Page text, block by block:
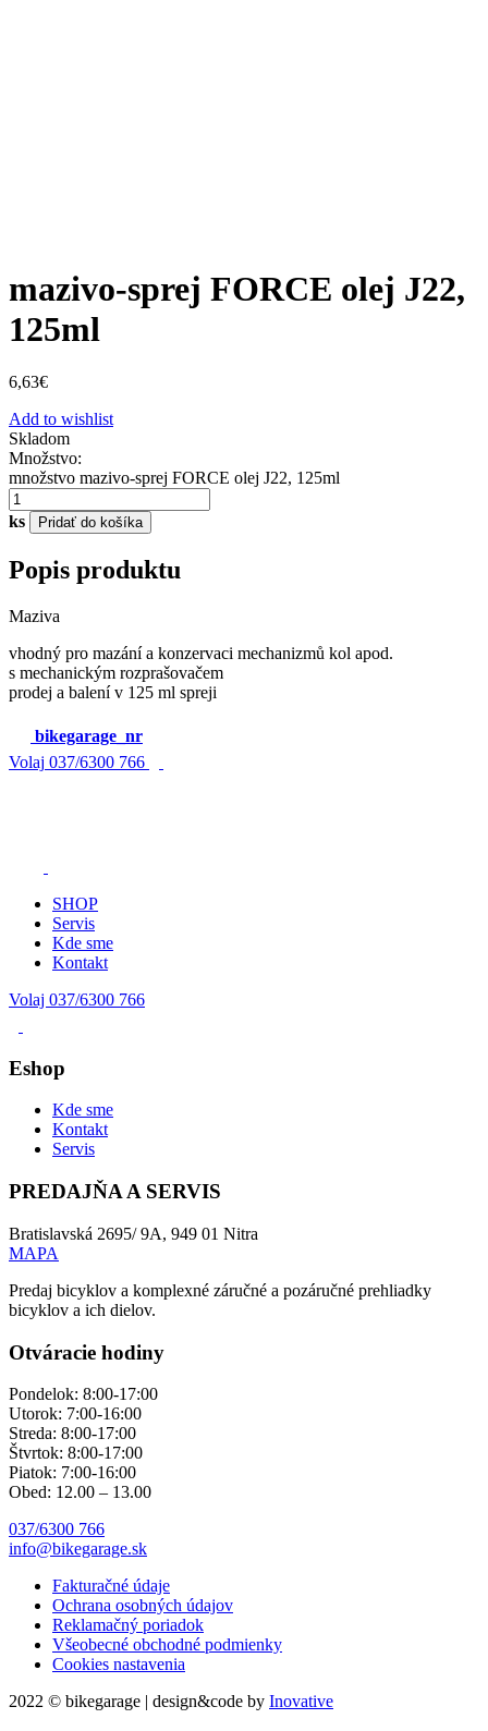
mazivo-sprej FORCE olej J22,
125ml
6,63€
Add to wishlist
Skladom
Množstvo:
množstvo mazivo-sprej FORCE olej J22, 125ml
ks Pridať do košíka
Popis produktu
Maziva
vhodný pro mazání a konzervaci mechanizmů kol apod.
s mechanickým rozprašovačem
prodej a balení v 125 ml spreji
bikegarage_nr
Volaj 037/6300 766
SHOP
Servis
Kde sme
Kontakt
Volaj 037/6300 766
Eshop
Kde sme
Kontakt
Servis
PREDAJŇA A SERVIS
Bratislavská 2695/ 9A, 949 01 Nitra
MAPA
Predaj bicyklov a komplexné záručné a pozáručné prehliadky
bicyklov a ich dielov.
Otváracie hodiny
Pondelok: 8:00-17:00
Utorok: 7:00-16:00
Streda: 8:00-17:00
Štvrtok: 8:00-17:00
Piatok: 7:00-16:00
Obed: 12.00 – 13.00
037/6300 766
info@bikegarage.sk
Fakturačné údaje
Ochrana osobných údajov
Reklamačný poriadok
Všeobecné obchodné podmienky
Cookies nastavenia
2022 © bikegarage | design&code by Inovative